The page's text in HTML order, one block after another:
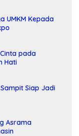
UMKM Kepada
pada
Hati
Siap Jadi
Asrama